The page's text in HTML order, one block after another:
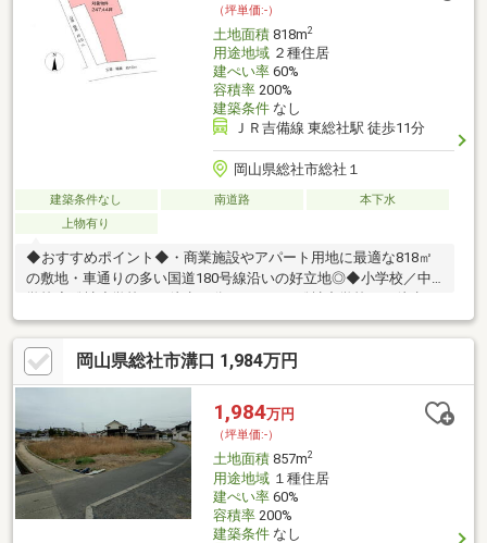
（坪単価:-）
土地面積818m2
用途地域２種住居
建ぺい率60%
容積率200%
建築条件なし
ＪＲ吉備線 東総社駅 徒歩11分
岡山県総社市総社１
建築条件なし 南道路
本下水
上物有り
◆おすすめポイント◆・商業施設やアパート用地に最適な818㎡
の敷地・車通りの多い国道180号線沿いの好立地◎◆小学校／中
分（550m）◇◇◇ 管理店舗 ◇◇◇備中高松駅から車で２
分！カスケ不動産 吉備総社店≫0120-677-551業者の方はこちら
へ≫086-239-2130（吉備総社店）
岡山県総社市溝口 1,984万円
1,984万円
（坪単価:-）
土地面積857m2
用途地域１種住居
建ぺい率60%
容積率200%
建築条件なし